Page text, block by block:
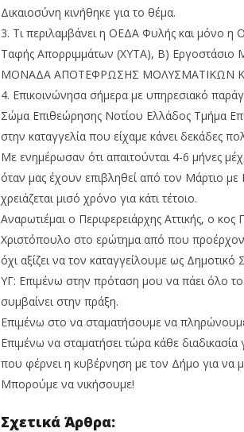
Δικαιοσύνη κινήθηκε για το θέμα.
3. Τι περιλαμβάνει η ΟΕΔΑ Φυλής και μόνο η
Ταφής Απορριμμάτων (ΧΥΤΑ), Β) Εργοστάσιο
ΜΟΝΑΔΑ ΑΠΟΤΕΦΡΩΣΗΣ ΜΟΛΥΣΜΑΤΙΚΩΝ
4. Επικοινώνησα σήμερα με υπηρεσιακό
Σώμα Επιθεώρησης Νοτίου Ελλάδος Τμήμα
στην καταγγελία που είχαμε κάνει δεκάδες
Με ενημέρωσαν ότι απαιτούνται 4-6 μήνες
όταν μας έχουν επιβληθεί από τον Μάρτιο με
χρειάζεται μισό χρόνο για κάτι τέτοιο.
Αναρωτιέμαι ο Περιφερειάρχης Αττικής, ο
Χριστόπουλο στο ερώτημα από που
όχι αξίζει να τον καταγγείλουμε ως
ΥΓ: Επιμένω στην πρόταση μου να πάει όλο
συμβαίνει στην πράξη.
Επιμένω στο να σταματήσουμε να πληρώνουμε
Επιμένω να σταματήσει τώρα κάθε
που φέρνει η κυβέρνηση με τον Δήμο για να
Μπορούμε να νικήσουμε!
Σχετικά Άρθρα: